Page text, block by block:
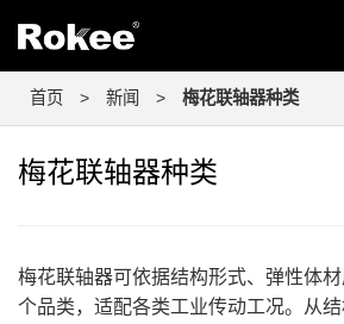
首页 > 新闻 > 梅花联轴器种类
梅花联轴器种类
梅花联轴器可依据结构形式、弹性体
个品类，适配各类工业传动工况。从